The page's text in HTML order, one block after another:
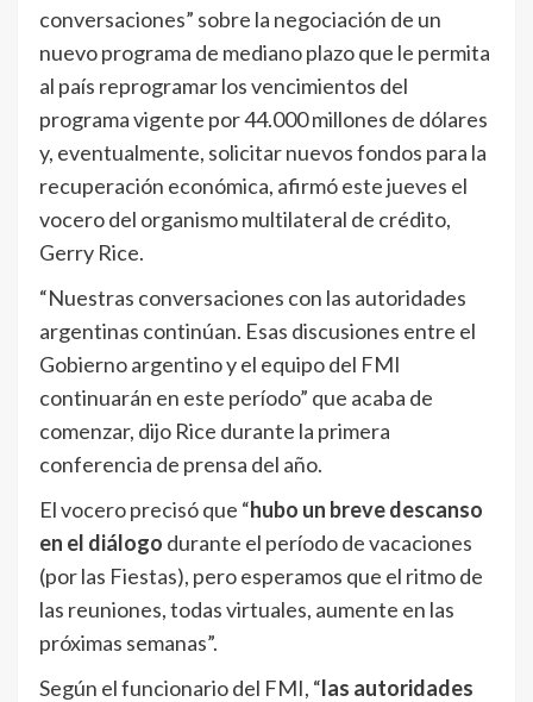
conversaciones” sobre la negociación de un
nuevo programa de mediano plazo que le permita
al país reprogramar los vencimientos del
programa vigente por 44.000 millones de dólares
y, eventualmente, solicitar nuevos fondos para la
recuperación económica, afirmó este jueves el
vocero del organismo multilateral de crédito,
Gerry Rice.
“Nuestras conversaciones con las autoridades
argentinas continúan. Esas discusiones entre el
Gobierno argentino y el equipo del FMI
continuarán en este período” que acaba de
comenzar, dijo Rice durante la primera
conferencia de prensa del año.
El vocero precisó que “hubo un breve descanso
en el diálogo durante el período de vacaciones
(por las Fiestas), pero esperamos que el ritmo de
las reuniones, todas virtuales, aumente en las
próximas semanas”.
Según el funcionario del FMI, “las autoridades